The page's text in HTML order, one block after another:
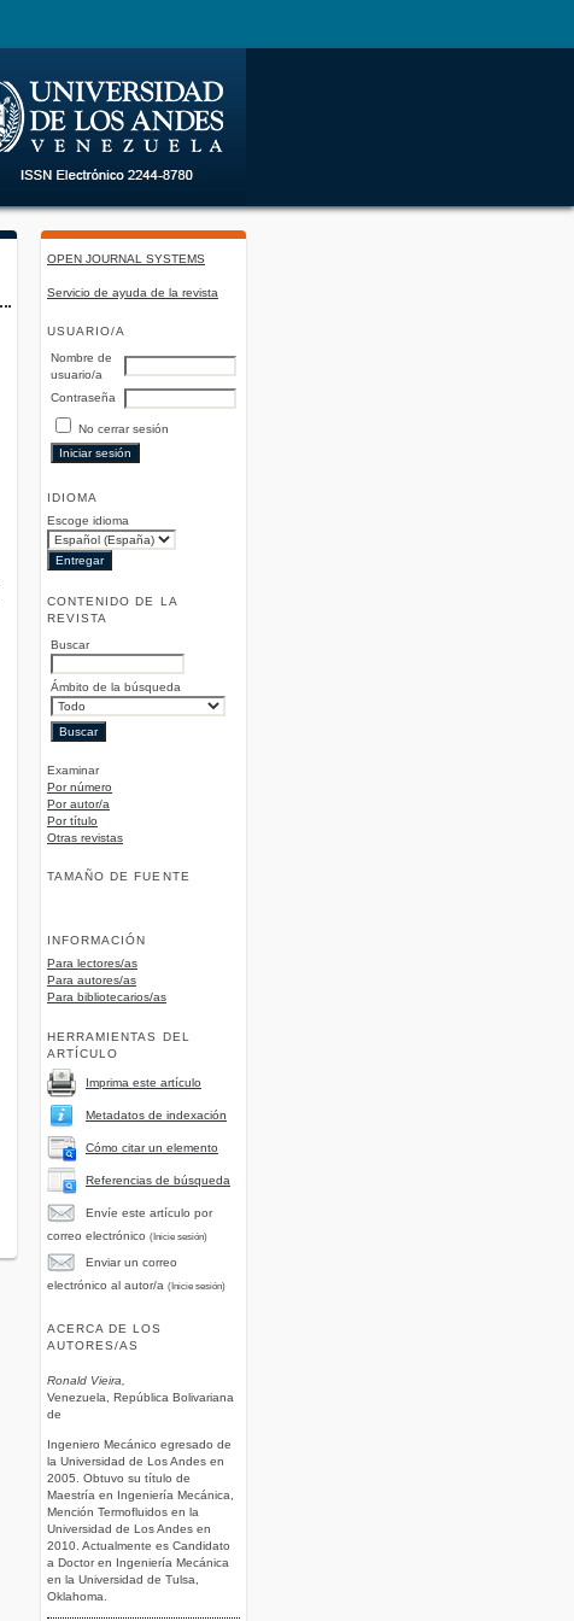
OPEN JOURNAL SYSTEMS
Servicio de ayuda de la revista
USUARIO/A
Nombre de
usuario/a
Contraseña
No cerrar sesión
IDIOMA
Escoge idioma
CONTENIDO DE LA
REVISTA
Buscar
Ámbito de la búsqueda
Examinar
Por número
Por autor/a
Por título
Otras revistas
TAMAÑO DE FUENTE
INFORMACIÓN
Para lectores/as
Para autores/as
Para bibliotecarios/as
HERRAMIENTAS DEL
ARTÍCULO
Imprima este artículo
Metadatos de indexación
Cómo citar un elemento
Referencias de búsqueda
Envíe este artículo por
correo electrónico (Inicie sesión)
Enviar un correo
electrónico al autor/a (Inicie sesión)
ACERCA DE LOS
AUTORES/AS
Ronald Vieira,
Venezuela, República Bolivariana
de
Ingeniero Mecánico egresado de
la Universidad de Los Andes en
2005. Obtuvo su título de
Maestría en Ingeniería Mecánica,
Mención Termofluidos en la
Universidad de Los Andes en
2010. Actualmente es Candidato
a Doctor en Ingeniería Mecánica
en la Universidad de Tulsa,
Oklahoma.